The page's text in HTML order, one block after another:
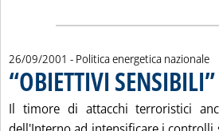
26/09/2001 - Politica energetica nazionale
“OBIETTIVI
Il timore di attacchi terroristici